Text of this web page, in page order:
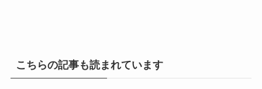
こちらの記事も読まれています